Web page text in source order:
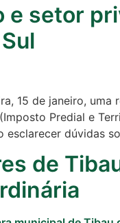
e setor
15 de janeiro,
Predial e
esclarecer dúvidas
de